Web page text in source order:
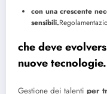
con una crescente
sensibili.
che deve
nuove tecnologie.
Gestione dei talenti per